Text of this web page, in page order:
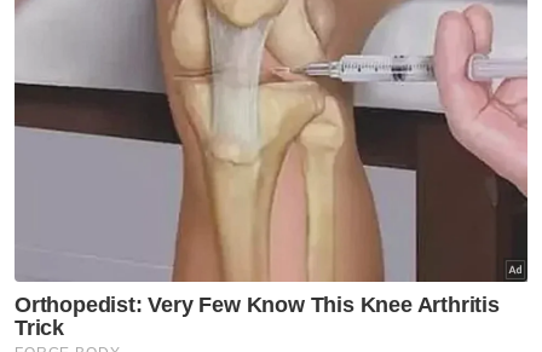
menjelaskan bagaimana aliran wang ini bukan
merupakan sebahagian daripada
pengubahan wang haram.